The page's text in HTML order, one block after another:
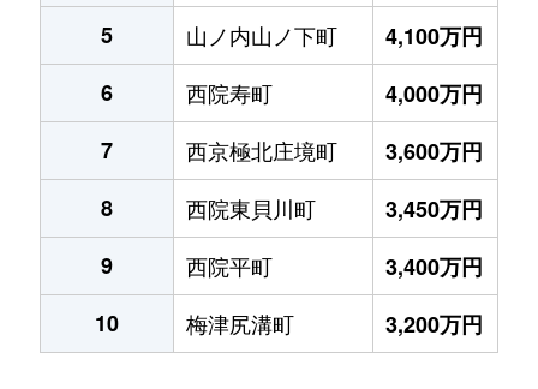
5
山ノ内山ノ下町
4,100万円
6
西院寿町
4,000万円
7
西京極北庄境町
3,600万円
8
西院東貝川町
3,450万円
9
西院平町
3,400万円
10
梅津尻溝町 3,200万円